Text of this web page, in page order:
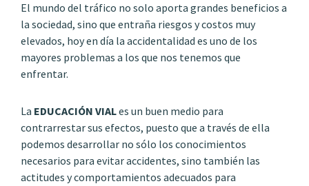
El mundo del tráfico no solo aporta grandes beneficios a
la sociedad, sino que entraña riesgos y costos muy
elevados, hoy en día la accidentalidad es uno de los
mayores problemas a los que nos tenemos que
enfrentar.
La EDUCACIÓN VIALes un buen medio para
contrarrestar sus efectos, puesto que a través de ella
podemos desarrollar no sólo los conocimientos
necesarios para evitar accidentes, sino también las
actitudes y comportamientos adecuados para